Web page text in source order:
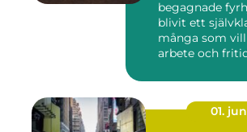
begagnade
blivit ett
många som
arbete och
01. jun